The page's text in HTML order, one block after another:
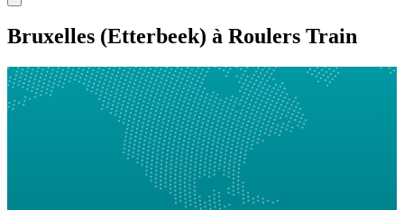
Bruxelles (Etterbeek) à Roulers Train